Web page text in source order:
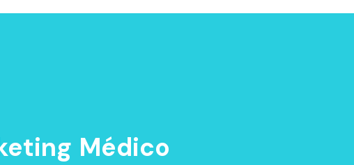
Médico